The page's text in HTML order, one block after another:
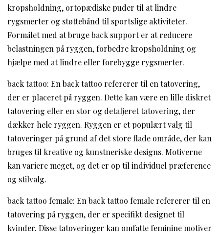
kropsholdning, ortopædiske puder til at lindre
rygsmerter og støttebånd til sportslige aktiviteter.
Formålet med at bruge back support er at reducere
belastningen på ryggen, forbedre kropsholdning og
hjælpe med at lindre eller forebygge rygsmerter.
back tattoo: En back tattoo refererer til en tatovering,
der er placeret på ryggen. Dette kan være en lille diskret
tatovering eller en stor og detaljeret tatovering, der
dækker hele ryggen. Ryggen er et populært valg til
tatoveringer på grund af det store flade område, der kan
bruges til kreative og kunstneriske designs. Motiverne
kan variere meget, og det er op til individuel præference
og stilvalg.
back tattoo female: En back tattoo female refererer til en
tatovering på ryggen, der er specifikt designet til
kvinder. Disse tatoveringer kan omfatte feminine motiver